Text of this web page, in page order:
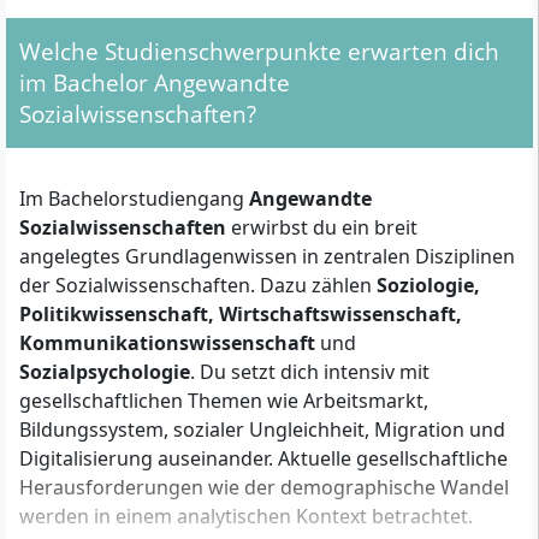
Fernstudium eignet sich außerdem für alle, die ein
Interesse an interdisziplinären
sozialwissenschaftlichen Perspektiven
gesellschaftlicher Veränderung mitbringen.
Welche formalen Zulassungsvoraussetzungen
bestehen?
Für die Zulassung zum Bachelor Angewandte
Sozialwissenschaften gelten folgende Optionen:
Allgemeine oder fachgebundene Hochschulreife
(Abitur oder vergleichbarer Abschluss)
Fachhochschulreife(Fachabitur)
Ohne Abitur : Fachspezifische
Fortbildungsprüfung, z. B. als Meister/in,
Fachwirt/in, IHK-Abschluss, oder eine
abgeschlossene Berufsausbildungmit
Welche Studienschwerpunkte erwarten dich
im Bachelor Angewandte
Sozialwissenschaften?
Im Bachelorstudiengang Angewandte
Sozialwissenschaften erwirbst du ein breit
angelegtes Grundlagenwissen in zentralen Disziplinen
der Sozialwissenschaften. Dazu zählen Soziologie,
Politikwissenschaft, Wirtschaftswissenschaft,
Kommunikationswissenschaft und
Sozialpsychologie. Du setzt dich intensiv mit
gesellschaftlichen Themen wie Arbeitsmarkt,
Bildungssystem, sozialer Ungleichheit, Migration und
Digitalisierung auseinander. Aktuelle gesellschaftliche
Herausforderungen wie der demographische Wandel
werden in einem analytischen Kontext betrachtet.